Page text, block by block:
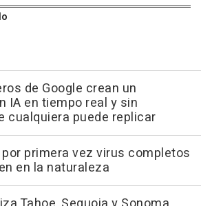
de Google crean un
IA en tiempo real y sin
cualquiera puede replicar
primera vez virus completos
en la naturaleza